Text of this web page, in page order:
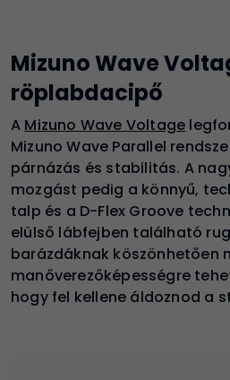
Mizuno Wave
röplabdacipő
A Mizuno Wave Voltage
Mizuno Wave Parallel
párnázás és stabilitás. A
mozgást pedig a könnyű,
talp és a D-Flex Groove
elülső lábfejben található
barázdáknak köszönhetően
manőverezőképességre
hogy fel kellene áldoznod a